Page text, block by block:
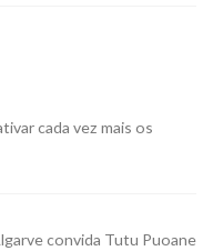
cada vez mais os
convida Tutu Puoane